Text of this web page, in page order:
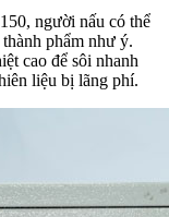
người nấu có thể
phẩm như ý.
cao để sôi nhanh
liệu bị lãng phí.